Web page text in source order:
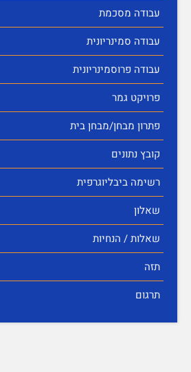
עבודה מסכמת
עבודה סמינריונית
עבודה פרוסמינריונית
פרויקט גמר
פתרון מבחן/מבחן בית
קובץ נתונים
רשימה ביבליוגרפית
שאלון
שאלות / הנחיות
תזה
תרגום